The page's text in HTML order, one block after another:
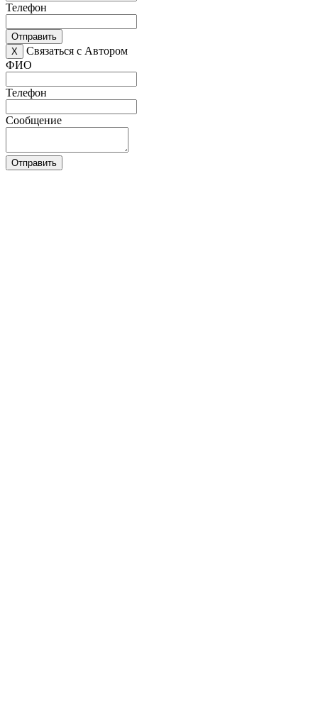
Телефон
Отправить
X
Связаться с Автором
ФИО
Телефон
Сообщение
Отправить